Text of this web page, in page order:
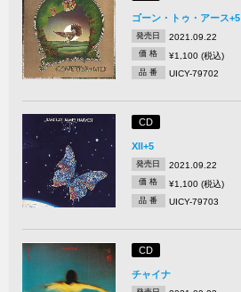
ゴーン・トゥ・アース+5
発売日 2021.09.22
価 格 ¥1,100 (税込)
品 番 UICY-79702
CD
XII+5
発売日 2021.09.22
価 格 ¥1,100 (税込)
品 番 UICY-79703
CD
チャイナ